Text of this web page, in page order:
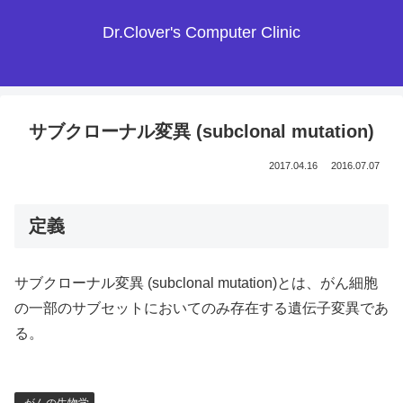
Dr.Clover's Computer Clinic
サブクローナル変異 (subclonal mutation)
2017.04.16 2016.07.07
定義
サブクローナル変異 (subclonal mutation)とは、がん細胞
の一部のサブセットにおいてのみ存在する遺伝子変異であ
る。